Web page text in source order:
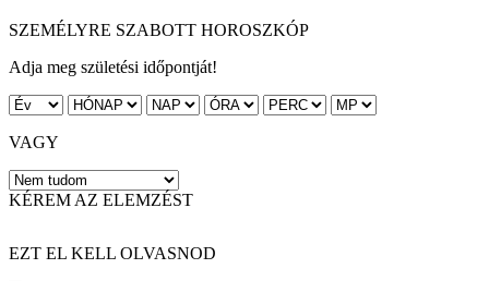
SZEMÉLYRE SZABOTT HOROSZKÓP
Adja meg születési időpontját!
VAGY
KÉREM AZ ELEMZÉST
EZT EL KELL OLVASNOD